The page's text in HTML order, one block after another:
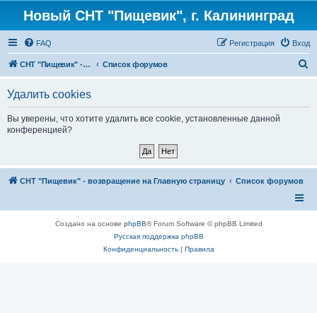
Новый СНТ "Пищевик", г. Калининград
FAQ Вход
Регистрация
СНТ "Пищевик" - возвращение на Главную страницу Список форумов
Удалить cookies
Вы уверены, что хотите удалить все cookie, установленные данной
конференцией?
СНТ "Пищевик" - возвращение на Главную страницу Список форумов
Создано на основе phpBB® Forum Software © phpBB Limited
Русская поддержка phpBB
Конфиденциальность| Правила